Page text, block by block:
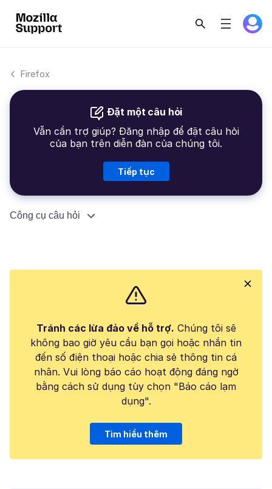
Firefox
Đặt một câu hỏi
Vẫn cần trợ giúp? Đăng nhập để đặt câu hỏi
của bạn trên diễn đàn của chúng tôi.
Tiếp tục
Công cụ câu hỏi
Tránh các lừa đảo về hỗ trợ. Chúng tôi sẽ
không bao giờ yêu cầu bạn gọi hoặc nhắn tin
đến số điện thoại hoặc chia sẻ thông tin cá
nhân. Vui lòng báo cáo hoạt động đáng ngờ
bằng cách sử dụng tùy chọn "Báo cáo lạm
dụng".
Tìm hiểu thêm